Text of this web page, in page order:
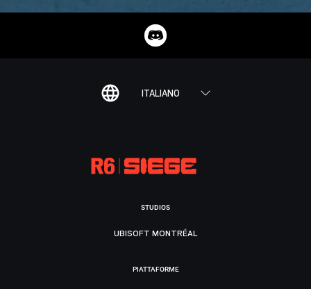
ITALIANO
STUDIOS
UBISOFT MONTRÉAL
PIATTAFORME